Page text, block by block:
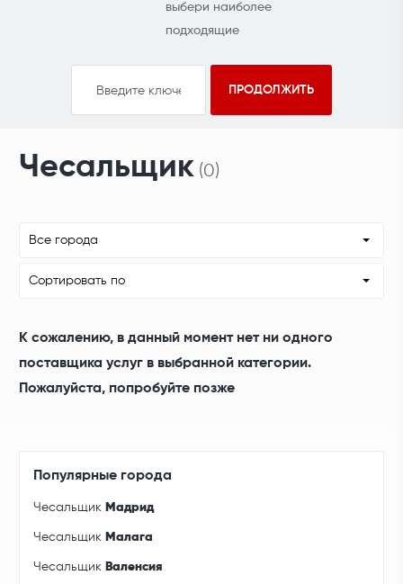
выбери наиболее
подходящие
Чесальщик (0)
Все города
Сортировать по
К сожалению, в данный момент нет ни одного
поставщика услуг в выбранной категории.
Пожалуйста, попробуйте позже
Популярные города
Чесальщик Мадрид
Чесальщик Малага
Чесальщик Валенсия